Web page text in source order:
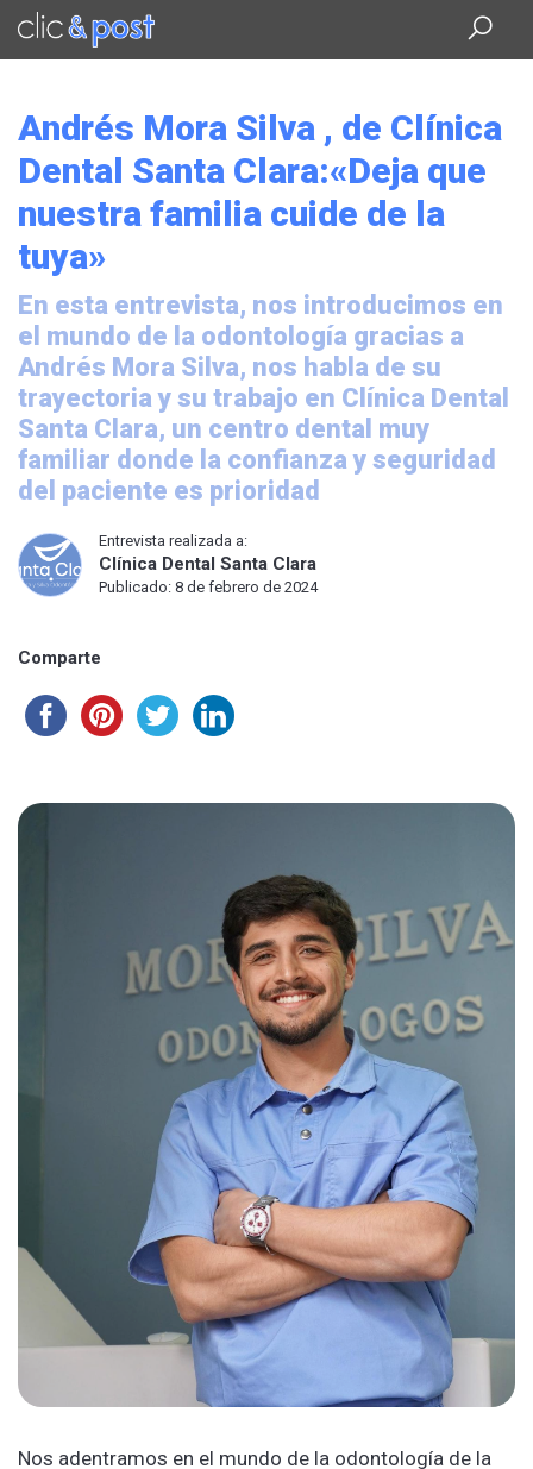
Saltar
contenido
Andrés Mora Silva , de Clínica
Dental Santa Clara:«Deja que
nuestra familia cuide de la
tuya»
En esta entrevista, nos introducimos en
el mundo de la odontología gracias a
Andrés Mora Silva, nos habla de su
trayectoria y su trabajo en Clínica Dental
Santa Clara, un centro dental muy
familiar donde la confianza y seguridad
del paciente es prioridad
Entrevista realizada a:
Clínica Dental Santa Clara
Publicado: 8 de febrero de 2024
Comparte
Nos adentramos en el mundo de la odontología de la